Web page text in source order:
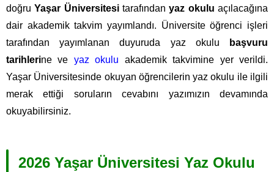
doğruYaşar Üniversitesitarafındanyaz okulu açılacağına
dair akademik takvim yayımlandı. Üniversite öğrenci işleri
tarafından yayımlanan duyuruda yaz okulu
başvuru
tarihlerine ve yaz okulu akademik takvimine yer verildi.
Yaşar Üniversitesinde okuyan öğrencilerin yaz okulu ile ilgili
merak ettiği soruların cevabını yazımızın devamında
okuyabilirsiniz.
2026 Yaşar Üniversitesi Yaz Okulu